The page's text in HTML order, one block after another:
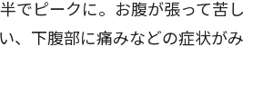
でピークに。お腹が張って苦し
、下腹部に痛みなどの症状がみ